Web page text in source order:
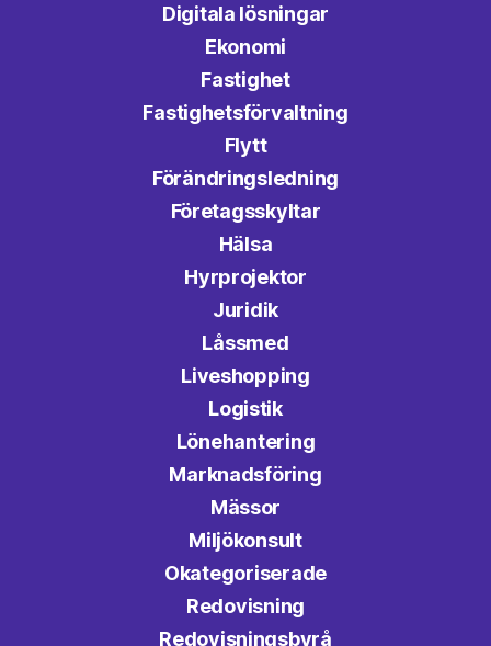
Digitala lösningar
Ekonomi
Fastighet
Fastighetsförvaltning
Flytt
Förändringsledning
Företagsskyltar
Hälsa
Hyrprojektor
Juridik
Låssmed
Liveshopping
Logistik
Lönehantering
Marknadsföring
Mässor
Miljökonsult
Okategoriserade
Redovisning
Redovisningsbyrå